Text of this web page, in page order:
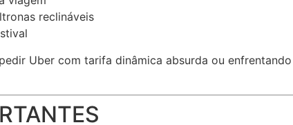
reclináveis
Uber com tarifa dinâmica absurda ou